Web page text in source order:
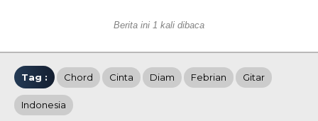
Berita ini 1 kali dibaca
Tag : Chord Cinta Diam Febrian Gitar
Indonesia